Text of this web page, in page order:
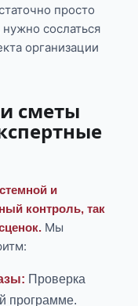
просто
сослаться
организации
сметы
и
контроль, так
Мы
Проверка
программе.